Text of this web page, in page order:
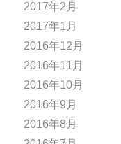
2017年2月
2017年1月
2016年12月
2016年11月
2016年10月
2016年9月
2016年8月